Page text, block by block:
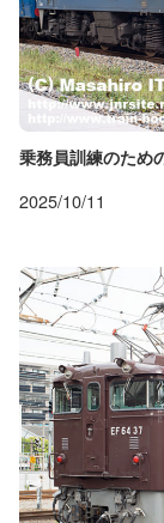
乗務員訓練のため
2025/10/11